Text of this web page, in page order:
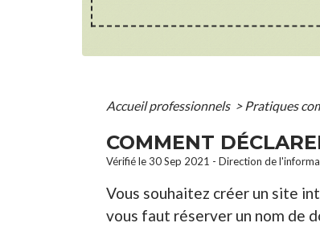
Accueil professionnels > Pratiques
COMMENT
Vérifié le 30 Sep 2021 - Direction de
Vous souhaitez créer un site
vous faut réserver un nom de